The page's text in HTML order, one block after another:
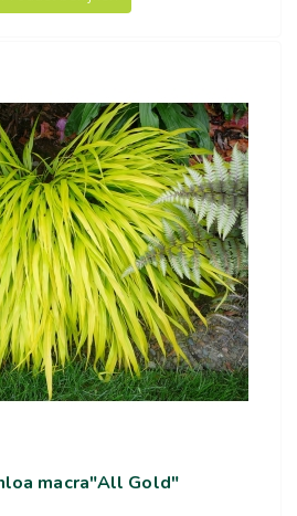
macra"All Gold"